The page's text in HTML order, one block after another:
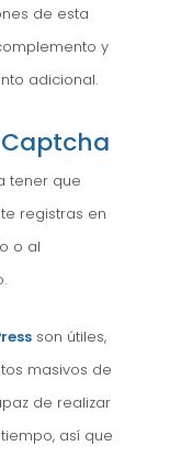
de esta
y
adicional.
tener que
registras en
o al
son útiles,
masivos de
de realizar
así que